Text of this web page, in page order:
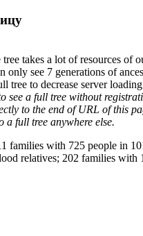
takes a lot of resources of
only see 7 generations of
tree to decrease server
see a full tree without
to the end of URL of this
a full tree anywhere else.
families with 725 people in
relatives; 202 families with